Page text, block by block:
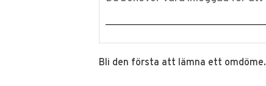
Bli den första att lämna ett omdöme.